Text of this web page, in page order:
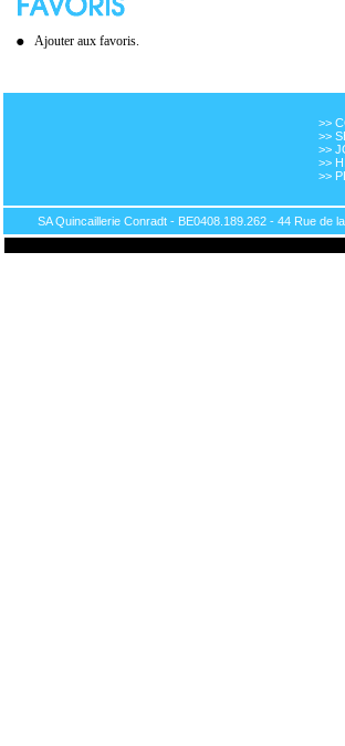
Ajouter aux favoris.
>>
>>
>>
>>
>>
SA Quincaillerie Conradt - BE0408.189.262 - 44 Rue de